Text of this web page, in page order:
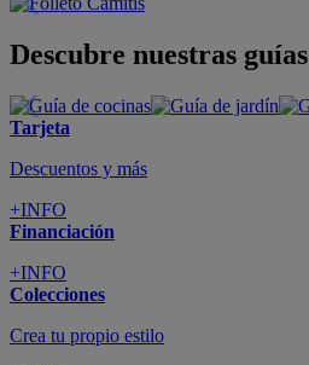
Descubre nuestras guías
Tarjeta
Descuentos y más
+INFO
Financiación
+INFO
Colecciones
Crea tu propio estilo